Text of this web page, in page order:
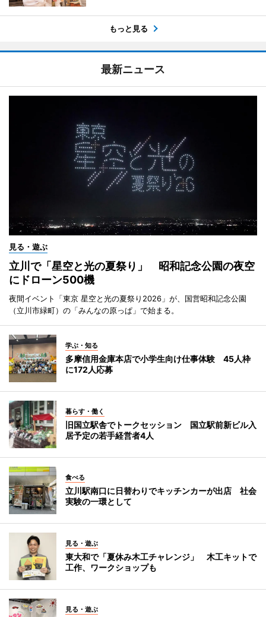
もっと見る
最新ニュース
見る・遊ぶ
立川で「星空と光の夏祭り」 昭和記念公園の夜空
にドローン500機
夜間イベント「東京 星空と光の夏祭り2026」が、国営昭和記念公園
（立川市緑町）の「みんなの原っぱ」で始まる。
学ぶ・知る
多摩信用金庫本店で小学生向け仕事体験 45人枠
に172人応募
暮らす・働く
旧国立駅舎でトークセッション 国立駅前新ビル入
居予定の若手経営者4人
食べる
立川駅南口に日替わりでキッチンカーが出店 社会
実験の一環として
見る・遊ぶ
東大和で「夏休み木工チャレンジ」 木工キットで
工作、ワークショップも
見る・遊ぶ